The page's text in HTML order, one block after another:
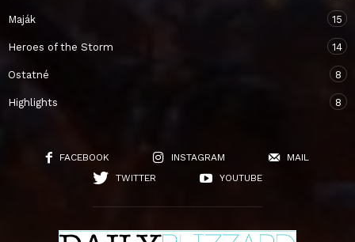
Maják 15
Heroes of the Storm 14
Ostatné 8
Highlights 8
FACEBOOK INSTAGRAM
MAIL
TWITTER
YOUTUBE